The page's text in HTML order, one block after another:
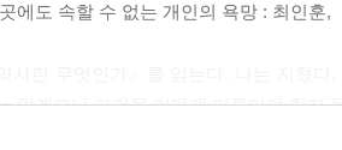
한 유산에 대한 감사
에도 속할 수 없는 개인의 욕망 : 최인훈,
알겠으나 그것을 어떻게 이루어야 할지